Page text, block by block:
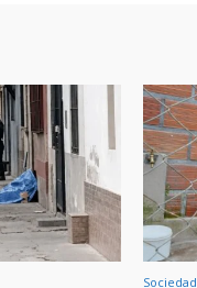
Sociedad